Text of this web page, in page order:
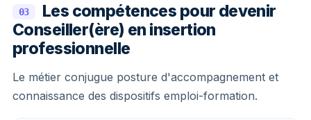
03
Les compétences pour devenir
Conseiller(ère) en insertion
professionnelle
Le métier conjugue posture d'accompagnement et
connaissance des dispositifs emploi-formation.